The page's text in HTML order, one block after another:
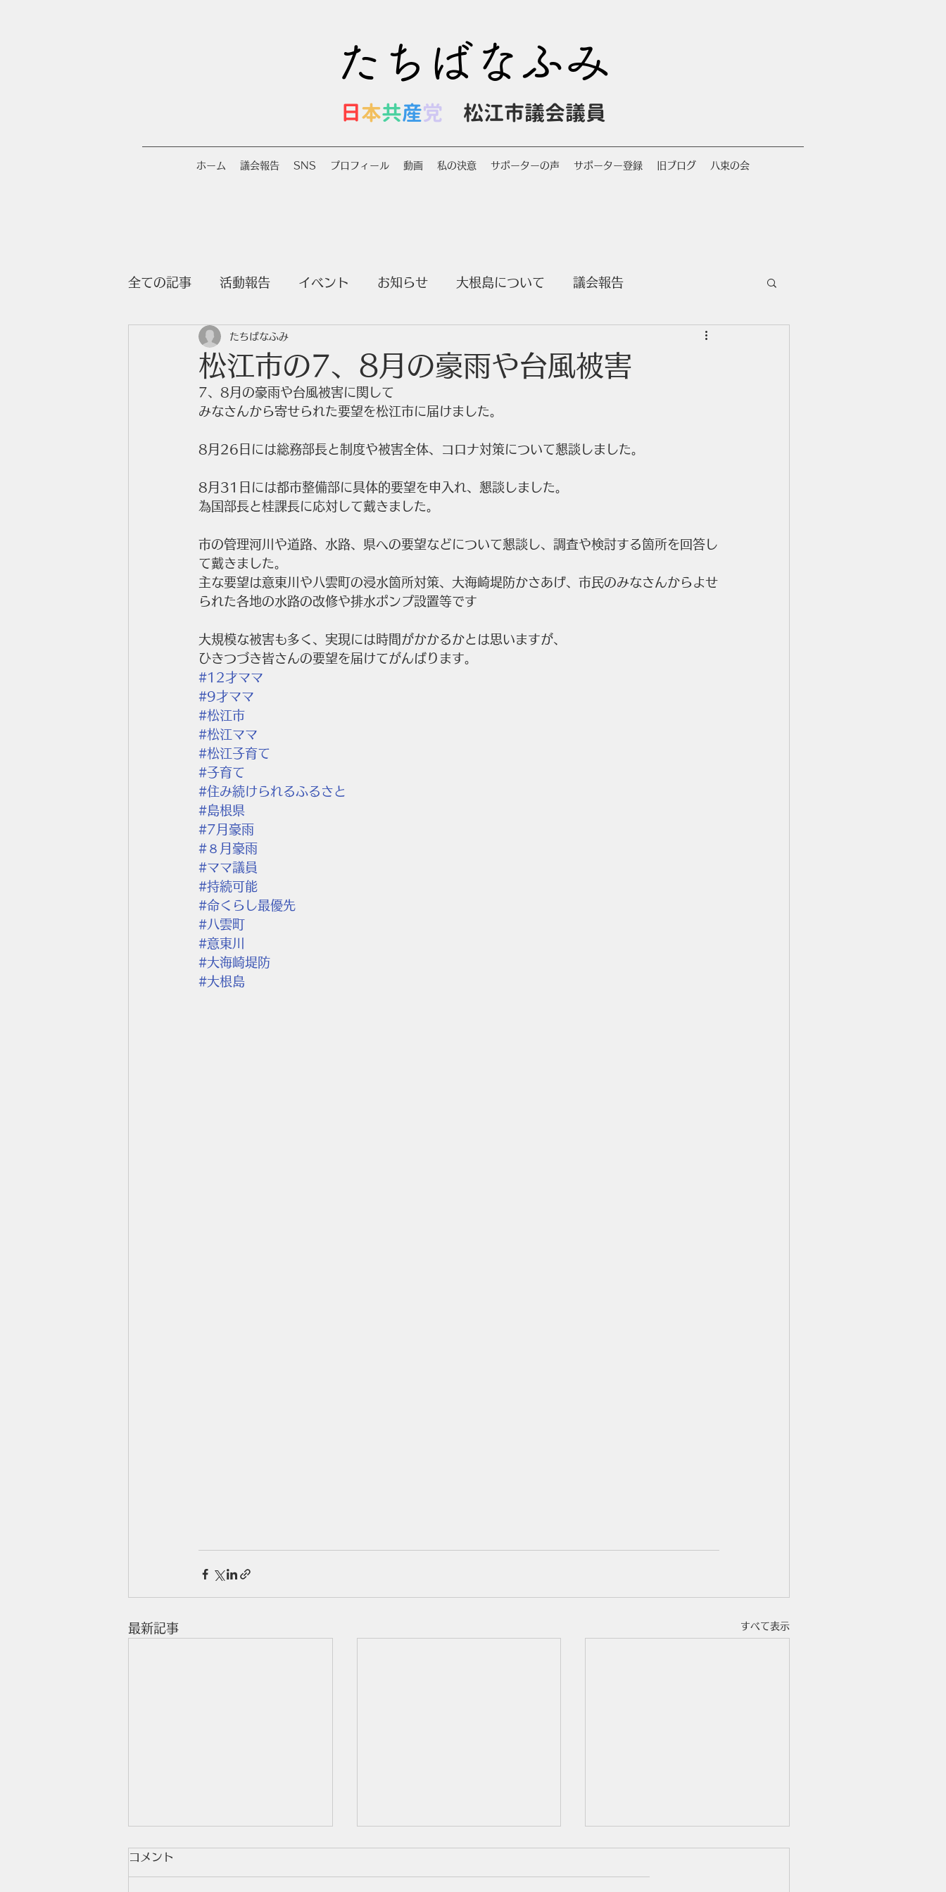
たちばなふみ
日本共産党 松江市議会議員
ホーム 議会報告 SNS プロフィール 動画 私の決意 サポーターの声 サポーター登録 旧ブログ 八束の会
全ての記事 活動報告 イベント お知らせ 大根島について 議会報告
松江市の7、8月の豪雨や台風被害
たちばなふみ
7、8月の豪雨や台風被害に関して
みなさんから寄せられた要望を松江市に届けました。
8月26日には総務部長と制度や被害全体、コロナ対策について懇談しました。
8月31日には都市整備部に具体的要望を申入れ、懇談しました。
為国部長と桂課長に応対して戴きました。
市の管理河川や道路、水路、県への要望などについて懇談し、調査や検討する箇所を回答し
て戴きました。
主な要望は意東川や八雲町の浸水箇所対策、大海崎堤防かさあげ、市民のみなさんからよせ
られた各地の水路の改修や排水ポンプ設置等です
大規模な被害も多く、実現には時間がかかるかとは思いますが、
ひきつづき皆さんの要望を届けてがんばります。
#12才ママ
#9才ママ
#松江市
#松江ママ
#松江子育て
#子育て
#住み続けられるふるさと
#島根県
#7月豪雨
#８月豪雨
#ママ議員
#持続可能
#命くらし最優先
#八雲町
#意東川
#大海崎堤防
#大根島
最新記事 すべて表示
コメント